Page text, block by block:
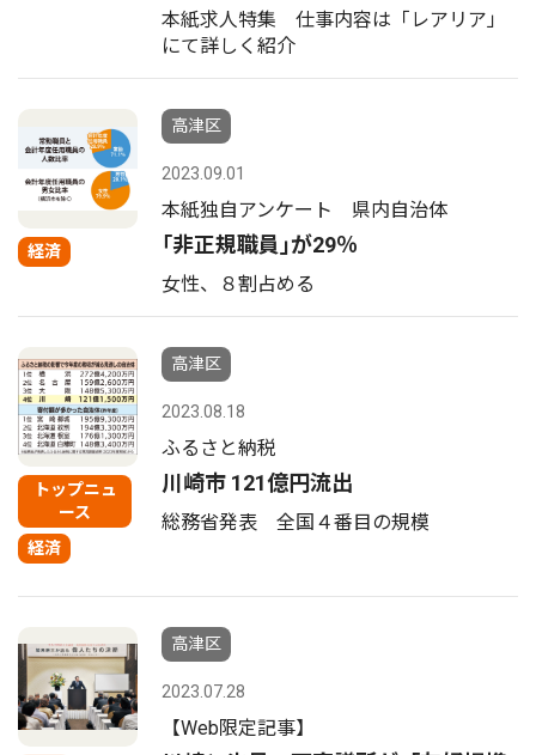
本紙求人特集 仕事内容は「レアリア」
にて詳しく紹介
経済
高津区
2023.09.01
本紙独自アンケート 県内自治体
｢非正規職員｣が29％
女性、８割占める
トップニュ
ース
経済
高津区
2023.08.18
ふるさと納税
川崎市 121億円流出
総務省発表 全国４番目の規模
高津区
2023.07.28
【Web限定記事】